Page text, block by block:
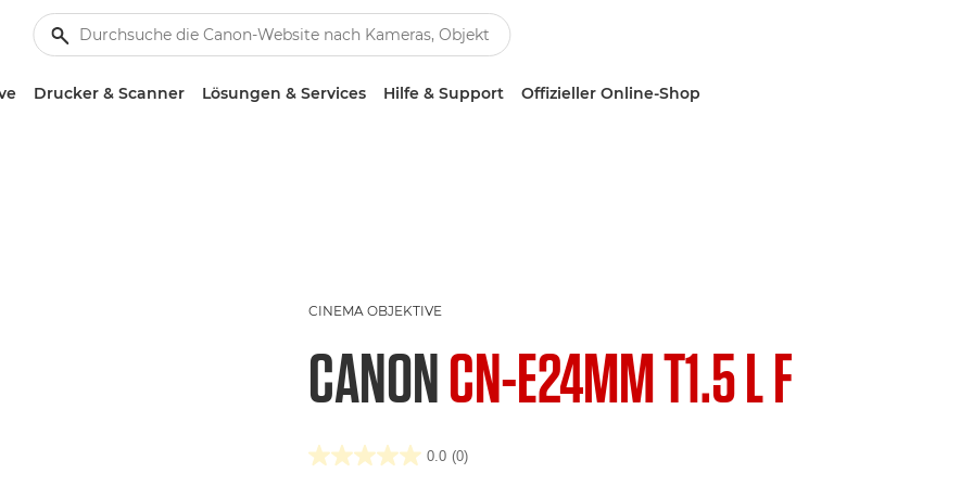
Drucker & Scanner Lösungen & Services Hilfe & Support Offizieller Online-Shop
CINEMA OBJEKTIVE
CANONCN-E24MM T1.5 L F
0.0 (0)